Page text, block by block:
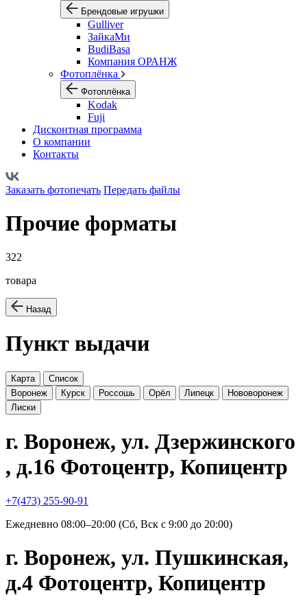
Брендовые игрушки
Gulliver
ЗайкаМи
BudiBasa
Компания ОРАНЖ
Фотоплёнка
Фотоплёнка
Kodak
Fuji
Дисконтная программа
О компании
Контакты
Заказать фотопечать Передать файлы
Прочие форматы
322
товара
Назад
Пункт выдачи
Карта
Список
Воронеж
Курск Россошь Орёл Липецк
Нововоронеж
Лиски
г. Воронеж, ул. Дзержинского
, д.16 Фотоцентр, Копицентр
+7(473) 255-90-91
Ежедневно 08:00–20:00 (Сб, Вск с 9:00 до 20:00)
г. Воронеж, ул. Пушкинская,
д.4 Фотоцентр, Копицентр